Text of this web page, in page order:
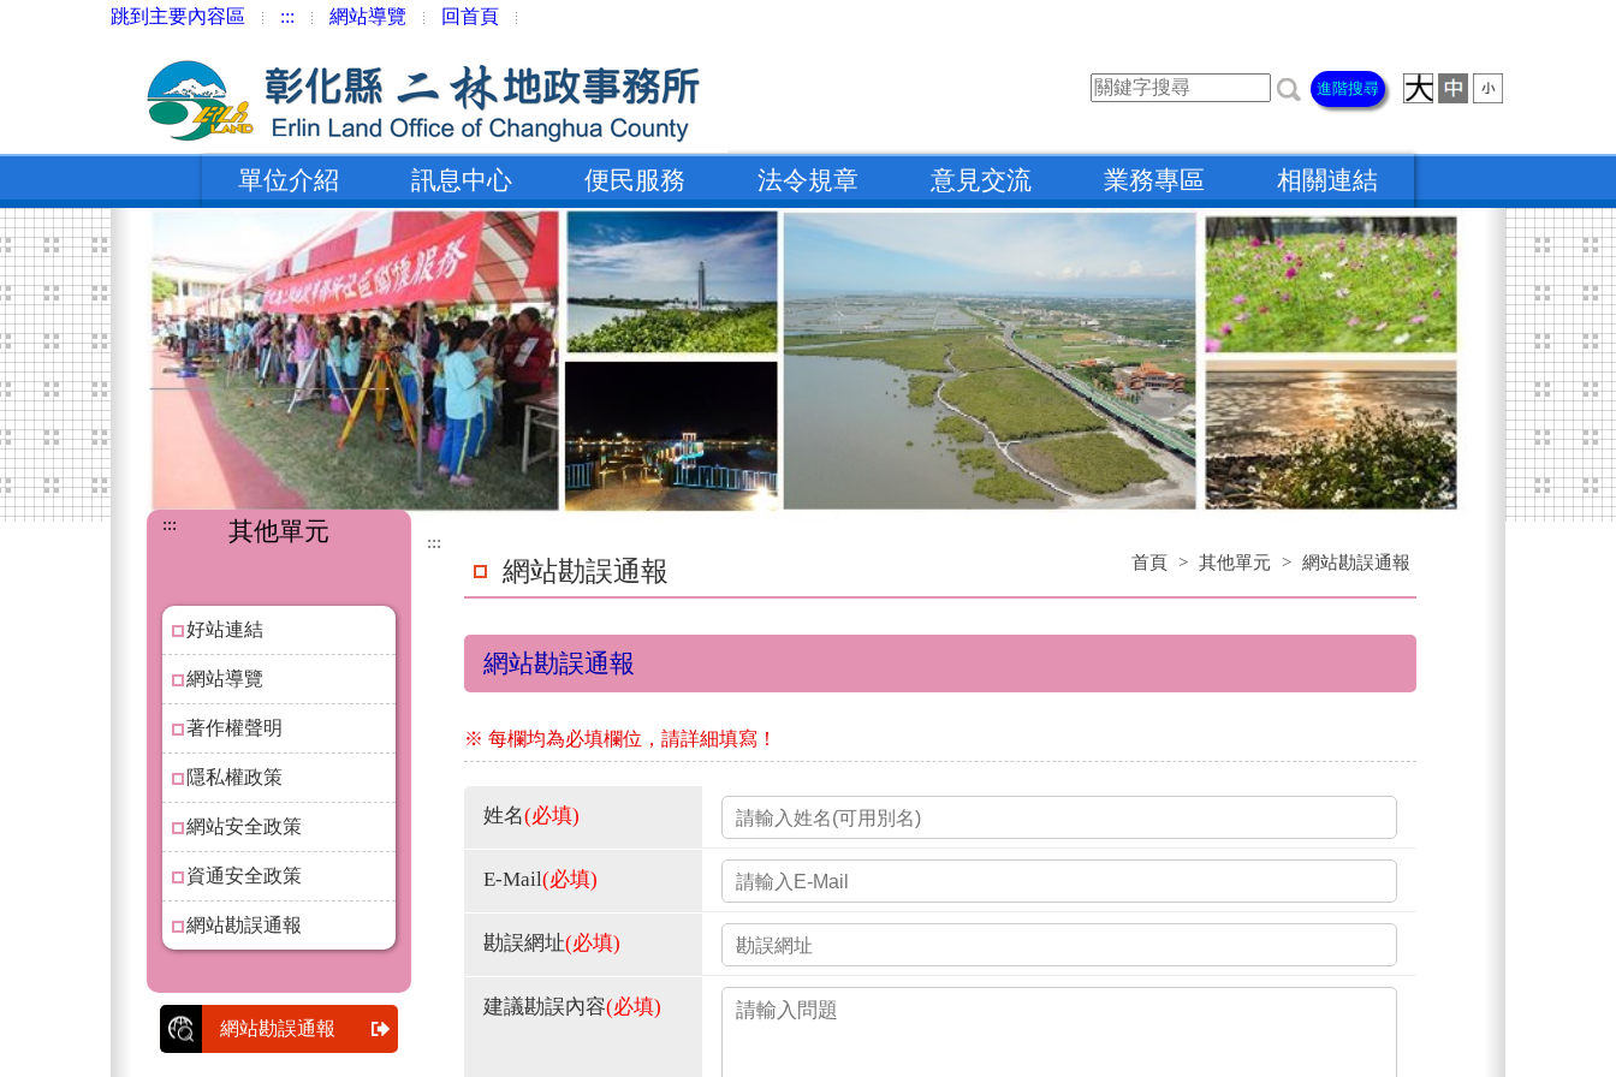
跳到主要內容區 ::: 網站導覽 回首頁
進階搜尋
單位介紹 訊息中心 便民服務 法令規章 意見交流 業務專區 相關連結
::: 其他單元
好站連結
網站導覽
著作權聲明
隱私權政策
網站安全政策
資通安全政策
網站勘誤通報
網站勘誤通報
:::
首頁 > 其他單元 > 網站勘誤通報
網站勘誤通報
網站勘誤通報
※ 每欄均為必填欄位，請詳細填寫！
姓名(必填)
E-Mail(必填)
勘誤網址(必填)
建議勘誤內容(必填)